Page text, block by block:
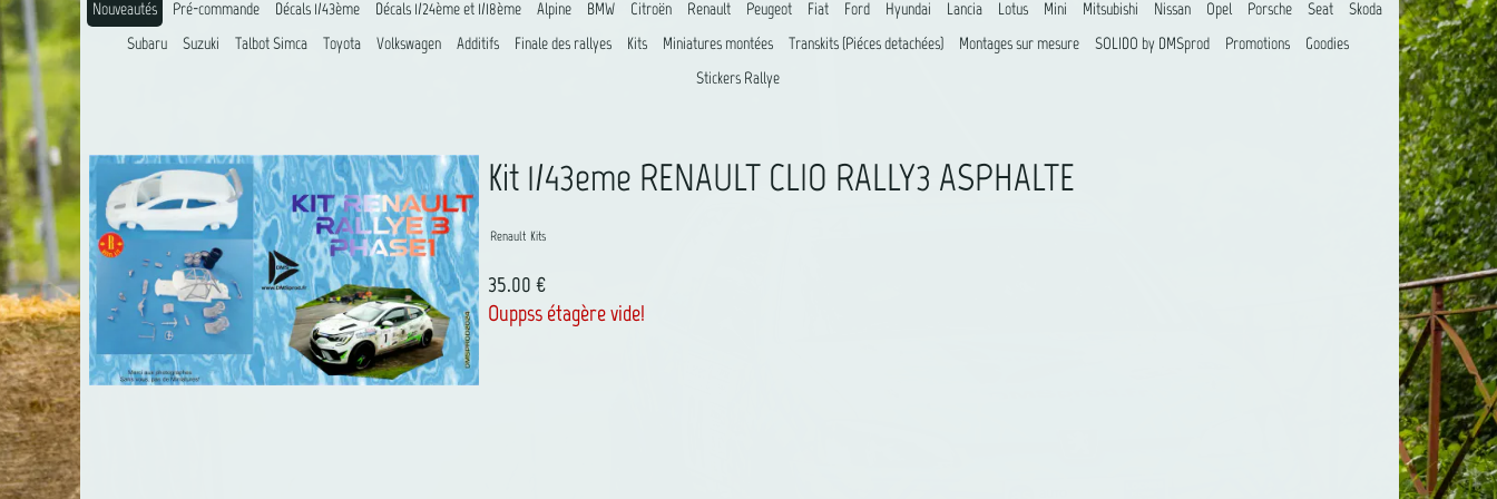
Nouveautés Pré-commande Décals 1/43ème Décals 1/24ème et 1/18ème Alpine BMW Citroën Renault Peugeot Fiat Ford Hyundai Lancia Lotus Mini Mitsubishi Nissan Opel Porsche Seat
Skoda
Subaru
Suzuki Talbot Simca Toyota Volkswagen Additifs Finale des rallyes Kits Miniatures montées Transkits (Piéces detachées) Montages sur mesure SOLIDO by DMSprod Promotions
Goodies
Stickers Rallye
Kit 1/43eme RENAULT CLIO RALLY3 ASPHALTE
Renault Kits
35.00 €
Ouppss étagère vide!